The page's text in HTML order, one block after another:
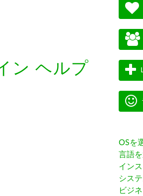
ン ヘルプ
OSを
言語
イン
シス
ビジ